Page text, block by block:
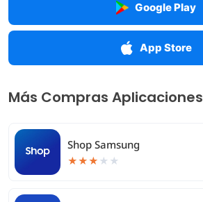
Google Play
App Store
Más Compras Aplicaciones
Shop Samsung
★★★ ★ ★